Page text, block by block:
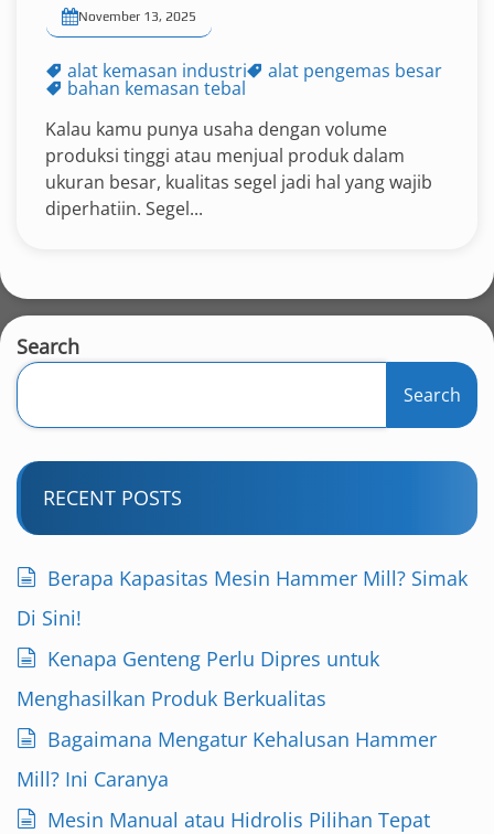
November 13, 2025
alat kemasan industri alat pengemas besar
bahan kemasan tebal
Kalau kamu punya usaha dengan volume
produksi tinggi atau menjual produk dalam
ukuran besar, kualitas segel jadi hal yang wajib
diperhatiin. Segel...
Search
Search
RECENT POSTS
Berapa Kapasitas Mesin Hammer Mill? Simak
Di Sini!
Kenapa Genteng Perlu Dipres untuk
Menghasilkan Produk Berkualitas
Bagaimana Mengatur Kehalusan Hammer
Mill? Ini Caranya
Mesin Manual atau Hidrolis Pilihan Tepat